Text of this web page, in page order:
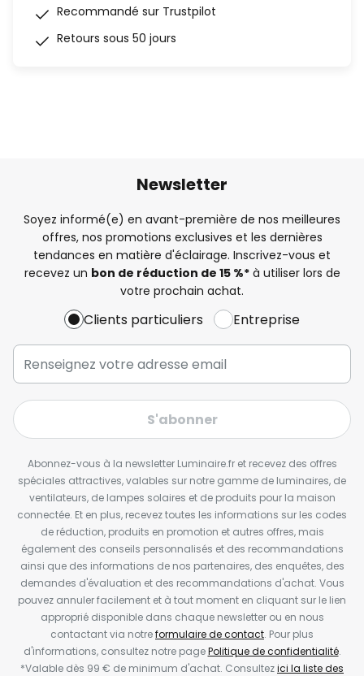
Recommandé sur Trustpilot
Retours sous 50 jours
Newsletter
Soyez informé(e) en avant-première de nos meilleures
offres, nos promotions exclusives et les dernières
tendances en matière d'éclairage. Inscrivez-vous et
recevez un bon de réduction de 15 %*à utiliser lors de
votre prochain achat.
Clients particuliers Entreprise
S'abonner
Abonnez-vous à la newsletter Luminaire.fr et recevez des offres
spéciales attractives, valables sur notre gamme de luminaires, de
ventilateurs, de lampes solaires et de produits pour la maison
connectée. Et en plus, recevez toutes les informations sur les codes
de réduction, produits en promotion et autres offres, mais
également des conseils personnalisés et des recommandations
ainsi que des informations de nos partenaires, des enquêtes, des
demandes d'évaluation et des recommandations d'achat. Vous
pouvez annuler facilement et à tout moment en cliquant sur le lien
approprié disponible dans chaque newsletter ou en nous
contactant via notreformulaire de contact. Pour plus
d'informations, consultez notre pagePolitique de confidentialité.
*Valable dès 99 € de minimum d'achat. Consultezici la liste des